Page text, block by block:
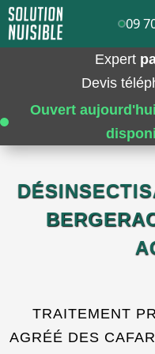
Expert
Devis
Ouvert
TRAITEMENT
AGRÉÉ DES
09